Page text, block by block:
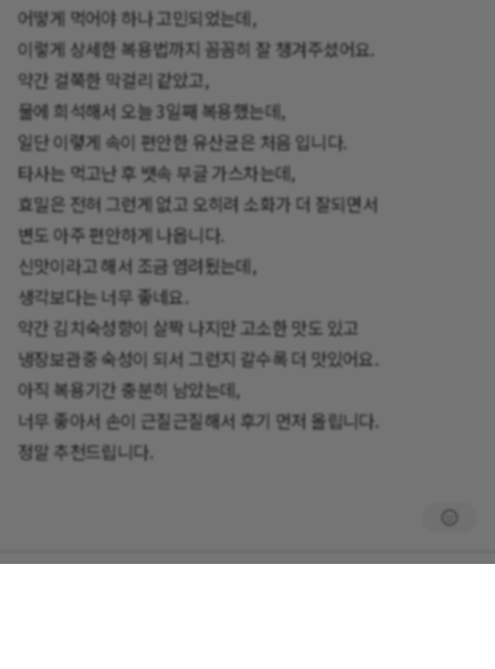
어떻게 먹어야 하나 고민되었는데,
이렇게 상세한 복용법까지 꼼꼼히 잘 챙겨주셨어요.
약간 걸쭉한 막걸리 같았고,
물에 희석해서 오늘 3일째 복용했는데,
일단 이렿게 속이 편안한 유산균은 처음 입니다.
타사는 먹고난 후 뱃속 부글 가스차는데,
효밀은 전혀 그런게 없고 오히려 소화가 더 잘되면서
변도 아주 편안하게 나옵니다.
신맛이라고 해서 조금 염려됬는데,
생각보다는 너무 좋네요.
약간 김치숙성향이 살짝 나지만 고소한 맛도 있고
냉장보관중 숙성이 되서 그런지 갈수록 더 맛있어요.
아직 복용기간 충분히 남았는데,
너무 좋아서 손이 근질근질해서 후기 먼저 올립니다.
정말 추천드립니다.